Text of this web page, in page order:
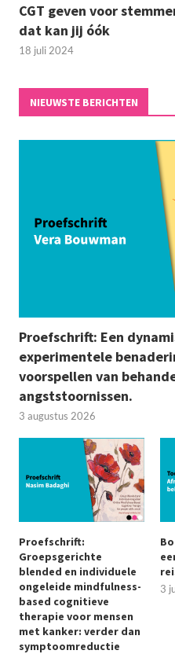
CGT geven voor
dat kan jij óók
18 juli 2024
NIEUWSTE BERICHTEN
Proefschrift: Een
experimentele
voorspellen van
angststoornissen.
3 augustus 2026
Proefschrift:
Groepsgerichte
blended en individuele
ongeleide mindfulness-
based cognitieve
therapie voor mensen
met kanker: verder dan
symptoomreductie
3